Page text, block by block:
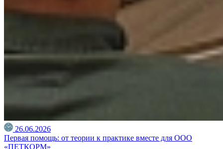
26.06.2026
Первая помощь: от теории к практике вместе для ООО
«ПЕТКОРМ»